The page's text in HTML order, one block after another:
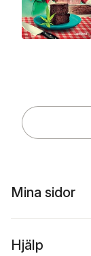
Mina sidor
Hjälp